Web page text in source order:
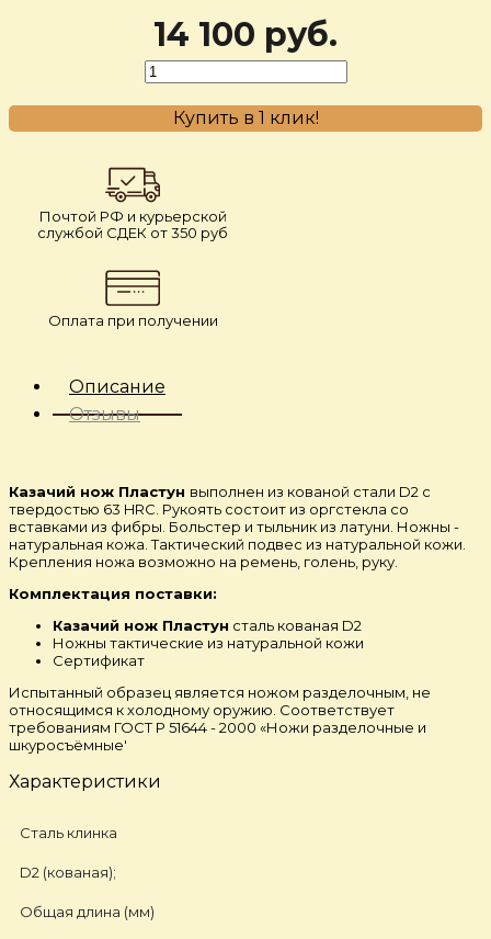
14 100 руб.
Купить в 1 клик!
Почтой РФ и курьерской
службой СДЕК от 350 руб
Оплата при получении
Описание
Отзывы
Казачий нож Пластун выполнен из кованой стали D2 с
твердостью 63 HRC. Рукоять состоит из оргстекла со
вставками из фибры. Больстер и тыльник из латуни. Ножны -
натуральная кожа. Тактический подвес из натуральной кожи.
Крепления ножа возможно на ремень, голень, руку.
Комплектация поставки:
Казачий нож Пластун сталь кованая D2
Ножны тактические из натуральной кожи
Сертификат
Испытанный образец является ножом разделочным, не
относящимся к холодному оружию. Соответствует
требованиям ГОСТ Р 51644 - 2000 «Ножи разделочные и
шкуросъёмные'
Характеристики
Сталь клинка
D2 (кованая);
Общая длина (мм)